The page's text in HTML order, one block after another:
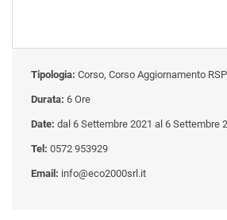
Tipologia: Corso, Corso Aggiornamento
Durata: 6 Ore
Date: dal 6 Settembre 2021 al 6 Settembre
Tel: 0572 953929
Email: info@eco2000srl.it